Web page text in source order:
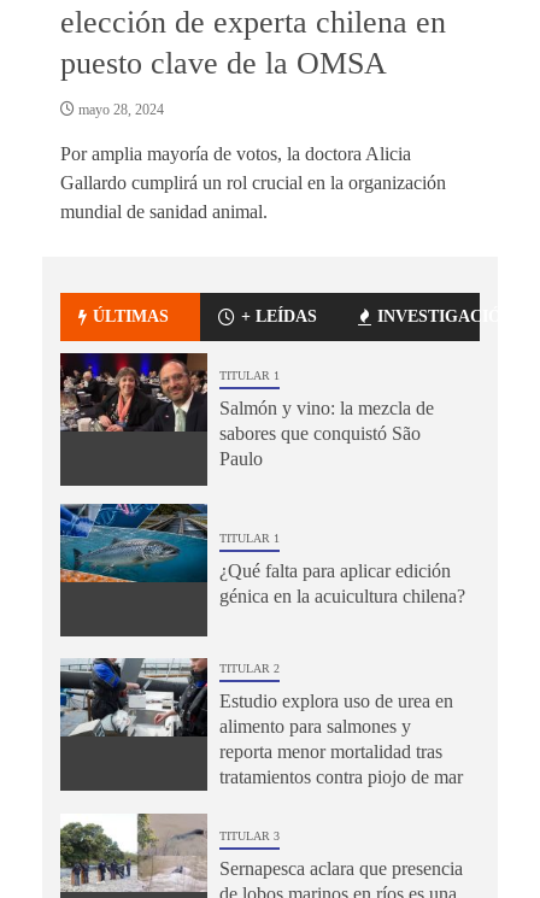
elección de experta chilena en
puesto clave de la OMSA
mayo 28, 2024
Por amplia mayoría de votos, la doctora Alicia
Gallardo cumplirá un rol crucial en la organización
mundial de sanidad animal.
ÚLTIMAS + LEÍDAS INVESTIGACIÓN
TITULAR 1
Salmón y vino: la mezcla de
sabores que conquistó São
Paulo
TITULAR 1
¿Qué falta para aplicar edición
génica en la acuicultura chilena?
TITULAR 2
Estudio explora uso de urea en
alimento para salmones y
reporta menor mortalidad tras
tratamientos contra piojo de mar
TITULAR 3
Sernapesca aclara que presencia
de lobos marinos en ríos es una